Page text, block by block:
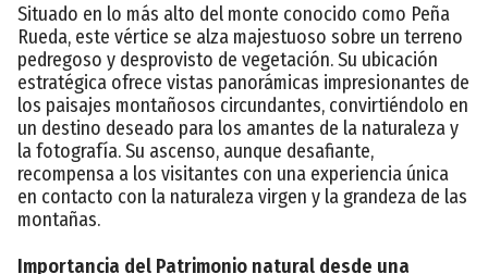
Situado en lo más alto del monte conocido como Peña
Rueda, este vértice se alza majestuoso sobre un terreno
pedregoso y desprovisto de vegetación. Su ubicación
estratégica ofrece vistas panorámicas impresionantes de
los paisajes montañosos circundantes, convirtiéndolo en
un destino deseado para los amantes de la naturaleza y
la fotografía. Su ascenso, aunque desafiante,
recompensa a los visitantes con una experiencia única
en contacto con la naturaleza virgen y la grandeza de las
montañas.
Importancia del Patrimonio natural desde una